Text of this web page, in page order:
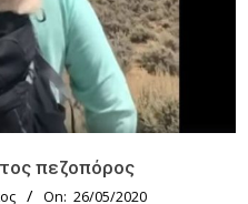
πεζοπόρος
On: 26/05/2020